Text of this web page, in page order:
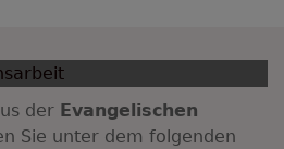
der Evangelischen
Sie unter dem folgenden